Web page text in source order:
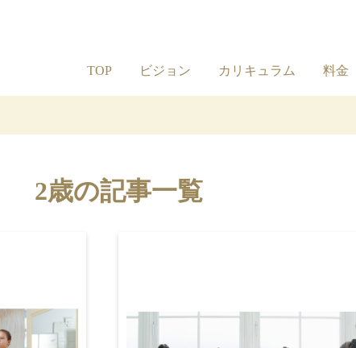
TOP ビジョン カリキュラム 料金
2歳の記事一覧